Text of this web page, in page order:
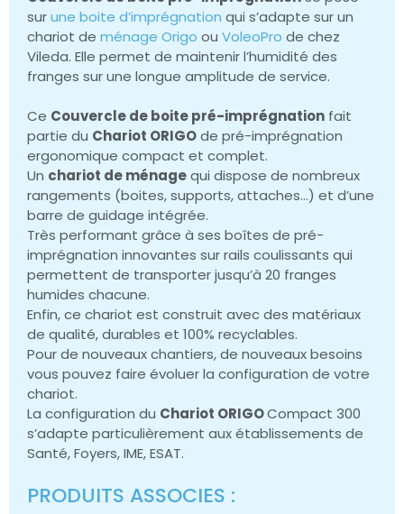
surune boite d’imprégnation qui s’adapte sur un
chariot de ménage Origo ou VoleoPro de chez
Vileda. Elle permet de maintenir l’humidité des
franges sur une longue amplitude de service.
Ce Couvercle de boite pré-imprégnation fait
partie du Chariot ORIGOde pré-imprégnation
ergonomique compact et complet.
Un chariot de ménagequi dispose de nombreux
rangements (boites, supports, attaches…) et d’une
barre de guidage intégrée.
Très performant grâce à ses boîtes de pré-
imprégnation innovantes sur rails coulissants qui
permettent de transporter jusqu’à 20 franges
humides chacune.
Enfin, ce chariot est construit avec des matériaux
de qualité, durables et 100% recyclables.
Pour de nouveaux chantiers, de nouveaux besoins
vous pouvez faire évoluer la configuration de votre
chariot.
La configuration du Chariot ORIGOCompact 300
s’adapte particulièrement aux établissements de
Santé, Foyers, IME, ESAT.
PRODUITS ASSOCIES :